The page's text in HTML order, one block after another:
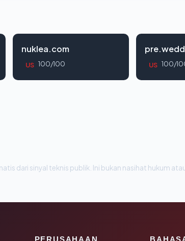
nuklea.com
US 100/100 US 100/
dari sinyal teknis publik. Ini bukan nasihat hukum
PERUSAHAAN